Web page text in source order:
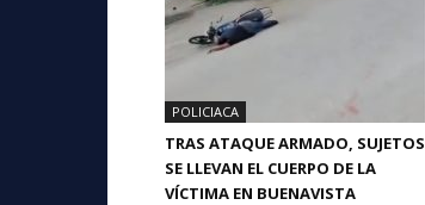
POLICIACA
TRAS ATAQUE ARMADO, SUJETOS
SE LLEVAN EL CUERPO DE LA
VÍCTIMA EN BUENAVISTA